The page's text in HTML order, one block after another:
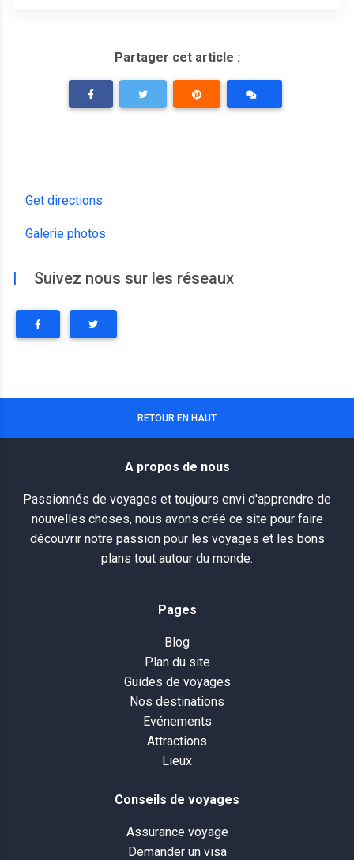
Partager cet article :
Get directions
Galerie photos
| Suivez nous sur les réseaux
RETOUR EN HAUT
A propos de nous
Passionnés de voyages et toujours envi d'apprendre de
nouvelles choses, nous avons créé ce site pour faire
découvrir notre passion pour les voyages et les bons
plans tout autour du monde.
Pages
Blog
Plan du site
Guides de voyages
Nos destinations
Evénements
Attractions
Lieux
Conseils de voyages
Assurance voyage
Demander un visa